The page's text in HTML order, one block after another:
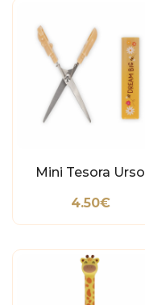
Mini Tesora Urso
4.50€